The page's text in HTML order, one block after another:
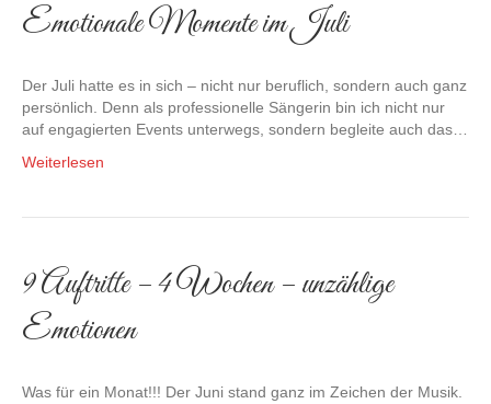
Emotionale Momente im Juli
Der Juli hatte es in sich – nicht nur beruflich, sondern auch ganz
persönlich. Denn als professionelle Sängerin bin ich nicht nur
auf engagierten Events unterwegs, sondern begleite auch das…
Weiterlesen
9 Auftritte – 4 Wochen – unzählige
Emotionen
Was für ein Monat!!! Der Juni stand ganz im Zeichen der Musik.